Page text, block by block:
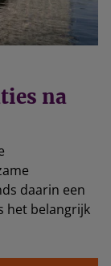
na
daarin een
het belangrijk